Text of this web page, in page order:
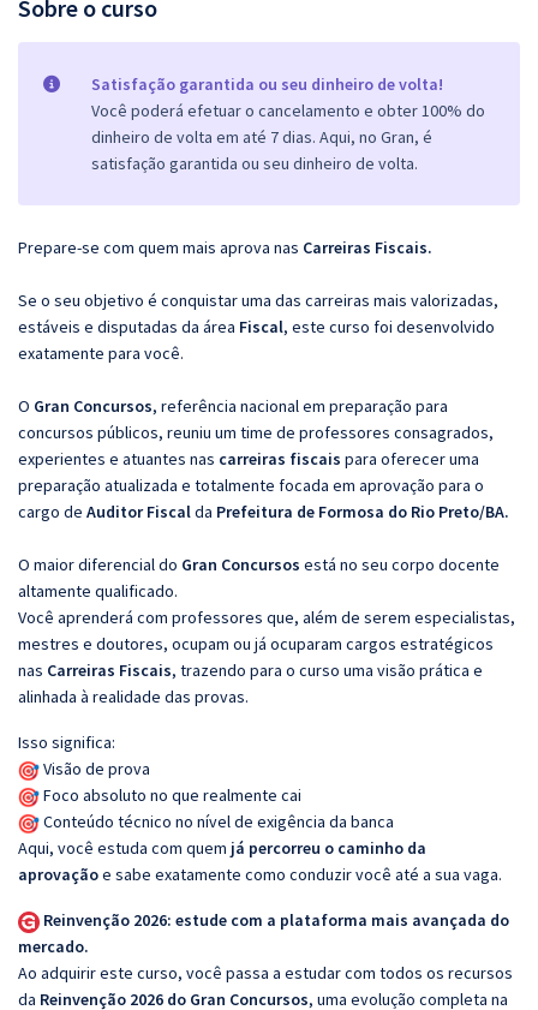
Sobre o curso
Satisfação garantida ou seu dinheiro de volta!
Você poderá efetuar o cancelamento e obter 100% do
dinheiro de volta em até 7 dias. Aqui, no Gran, é
satisfação garantida ou seu dinheiro de volta.
Prepare-se com quem mais aprova nas Carreiras Fiscais.
Se o seu objetivo é conquistar uma das carreiras mais valorizadas,
estáveis e disputadas da área Fiscal, este curso foi desenvolvido
exatamente para você.
O Gran Concursos, referência nacional em preparação para
concursos públicos, reuniu um time de professores consagrados,
experientes e atuantes nas carreiras fiscais para oferecer uma
preparação atualizada e totalmente focada em aprovação para o
cargo de Auditor Fiscalda Prefeitura de Formosa do Rio Preto/BA.
O maior diferencial do Gran Concursos está no seu corpo docente
altamente qualificado.
Você aprenderá com professores que, além de serem especialistas,
mestres e doutores, ocupam ou já ocuparam cargos estratégicos
nas Carreiras Fiscais, trazendo para o curso uma visão prática e
alinhada à realidade das provas.
Isso significa:
Visão de prova
Foco absoluto no que realmente cai
Conteúdo técnico no nível de exigência da banca
Aqui, você estuda com quem já percorreu o caminho da
aprovaçãoe sabe exatamente como conduzir você até a sua vaga.
Reinvenção 2026: estude com a plataforma mais avançada do
mercado.
Ao adquirir este curso, você passa a estudar com todos os recursos
da Reinvenção 2026 do Gran Concursos, uma evolução completa na